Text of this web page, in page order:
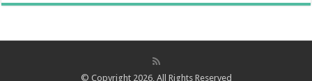
© Copyright 2026, All Rights Reserved